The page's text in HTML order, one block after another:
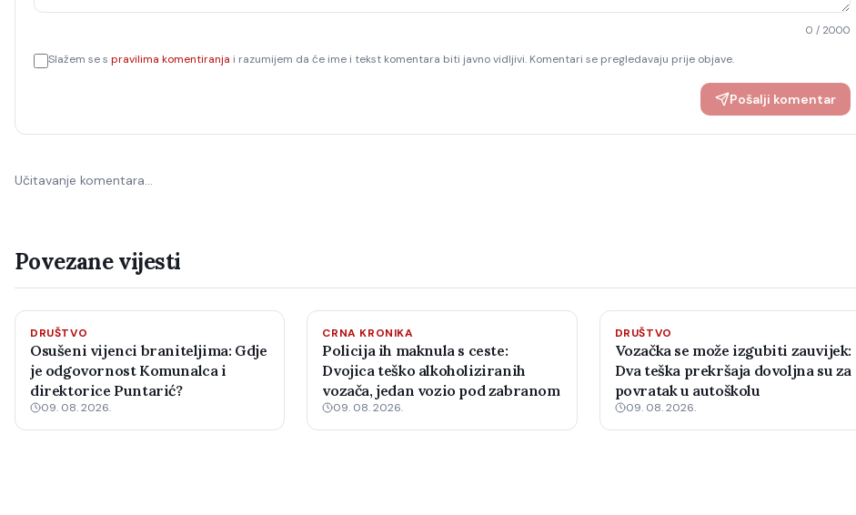
0 / 2000
Slažem se s pravilima komentiranja i razumijem da će ime i tekst komentara biti javno vidljivi. Komentari se pregledavaju prije objave.
Pošalji komentar
Učitavanje komentara…
Povezane vijesti
DRUŠTVO
Osušeni vijenci braniteljima: Gdje
je odgovornost Komunalca i
direktorice Puntarić?
09. 08. 2026.
CRNA KRONIKA
Policija ih maknula s ceste:
Dvojica teško alkoholiziranih
vozača, jedan vozio pod zabranom
09. 08. 2026.
DRUŠTVO
Vozačka se može izgubiti zauvijek:
Dva teška prekršaja dovoljna su za
povratak u autoškolu
09. 08. 2026.